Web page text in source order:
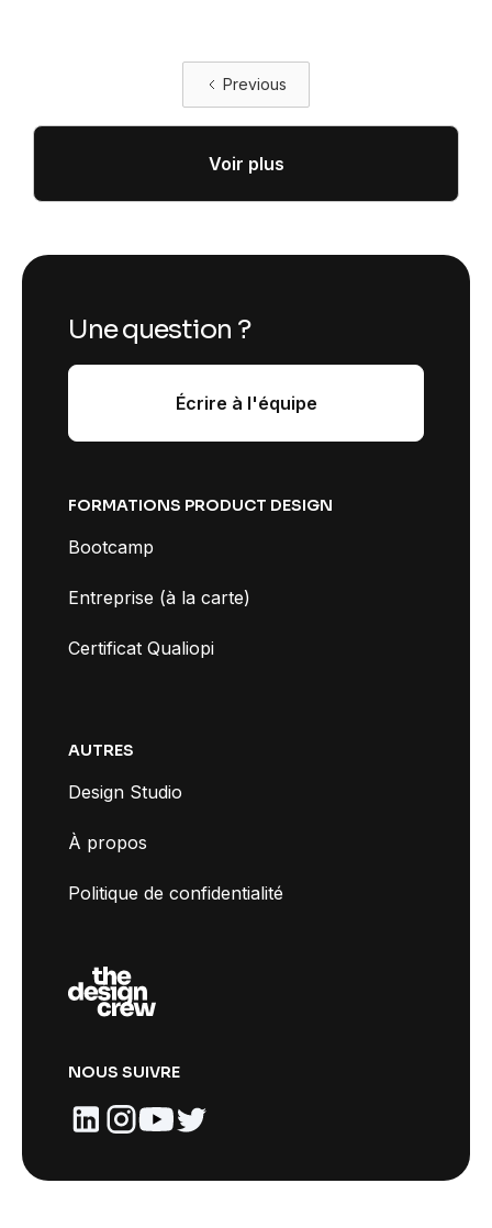
Previous
Voir plus
Une question ?
Écrire à l'équipe
FORMATIONS PRODUCT DESIGN
Bootcamp
Entreprise (à la carte)
Certificat Qualiopi
AUTRES
Design Studio
À propos
Politique de confidentialité
NOUS SUIVRE